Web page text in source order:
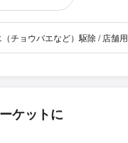
チョウバエなど）駆除 / 店舗用
ケットに